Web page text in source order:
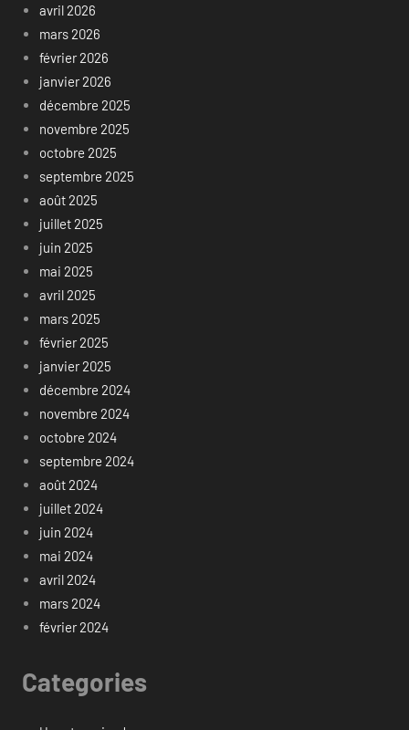
avril 2026
mars 2026
février 2026
janvier 2026
décembre 2025
novembre 2025
octobre 2025
septembre 2025
août 2025
juillet 2025
juin 2025
mai 2025
avril 2025
mars 2025
février 2025
janvier 2025
décembre 2024
novembre 2024
octobre 2024
septembre 2024
août 2024
juillet 2024
juin 2024
mai 2024
avril 2024
mars 2024
février 2024
Categories